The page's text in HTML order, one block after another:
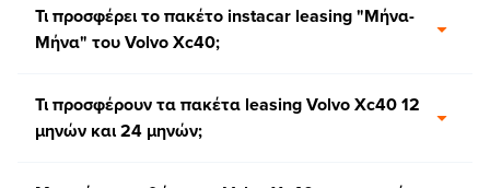
Τι προσφέρει το πακέτο instacar leasing "Μήνα-
Μήνα" του Volvo Xc40;
Τι προσφέρουν τα πακέτα leasing Volvo Xc40 12
μηνών και 24 μηνών;